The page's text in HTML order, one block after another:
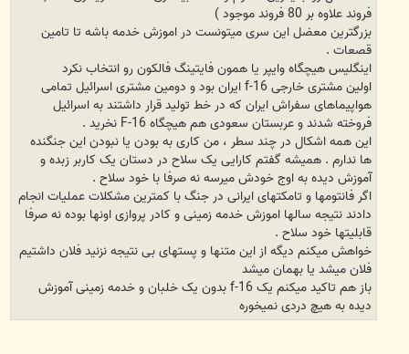
فروند علاوه بر 80 فروند موجود )
بزرگترین معضل این سری میتونست در اموزش خدمه باشه تا تامین
قصعات .
اینگلیس هیچگاه وایپر یا همون فایتینگ فالکون رو انتخاب نکرد
اولین مشتری خارجی f-16 ایران بود و دومین مشتری اسرائیل تمامی
هواپیماهای سفراش ایران که در خط تولید قرار داشتند به اسرائیل
فروخته شدند و عربستان سعودی هم هیچگاه F-16 نخرید .
این همه اشکال در چند سطر ، من کاری به بودن یا نبودن این جنگنده
ها ندارم . همیشه گفتم کارایی یک سلاح در دستان یک کاربر زبده و
آموزش دیده به اوج خودش میرسه نه صرفا با خود سلاح .
اگر فانتومها و تامکتهای ایرانی در جنگ با کمترین مشکلات عملیات انجام
دادند نتیجه سالها اموزش خدمه زمینی و کادر پروازی اونها بوده نه صرفا
قابلیتها خود سلاح .
خواهش میکنم دیگه از این متنها و پستهای بی نتیجه نزنید فلان داشتیم
فلان میشد یا بهمان میشد
باز هم تاکید میکنم یک f-16 بدون یک خلبان و خدمه زمینی آموزش
دیده به هیچ دردی نمیخوره